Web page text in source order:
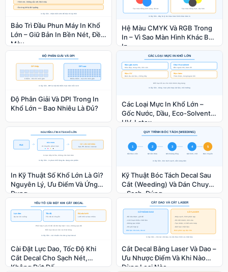
Bảo Trì Đầu Phun Máy In Khổ
Lớn – Giữ Bản In Bền Nét, Đều
Màu
Hệ Màu CMYK Và RGB Trong
In – Vì Sao Màn Hình Khác Bản
In
Độ Phân Giải Và DPI Trong In
Khổ Lớn – Bao Nhiêu Là Đủ?
Các Loại Mực In Khổ Lớn –
Gốc Nước, Dầu, Eco-Solvent,
UV, Latex
In Kỹ Thuật Số Khổ Lớn Là Gì?
Nguyên Lý, Ưu Điểm Và Ứng
Dụng
Kỹ Thuật Bóc Tách Decal Sau
Cắt (Weeding) Và Dán Chuyển
– Sạch, Đúng
Cài Đặt Lực Dao, Tốc Độ Khi
Cắt Decal Cho Sạch Nét,
Không Đứt Đế
Cắt Decal Bằng Laser Và Dao –
Ưu Nhược Điểm Và Khi Nào
Dùng Loại Nào